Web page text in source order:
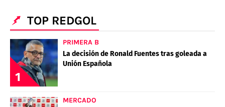
TOP REDGOL
1
PRIMERA B
La decisión de Ronald Fuentes tras goleada a
Unión Española
MERCADO